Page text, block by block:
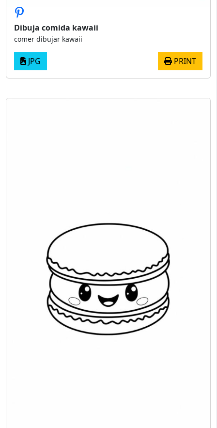
Dibuja comida kawaii
comer dibujar kawaii
JPG PRINT